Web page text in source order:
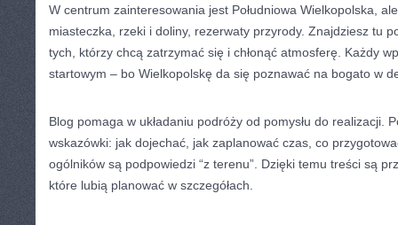
W centrum zainteresowania jest Południowa Wielkopolska,
miasteczka, rzeki i doliny, rezerwaty przyrody. Znajdziesz tu
tych, którzy chcą zatrzymać się i chłonąć atmosferę. Każdy
startowym – bo Wielkopolskę da się poznawać na bogato w
Blog pomaga w układaniu podróży od pomysłu do realizacji.
wskazówki: jak dojechać, jak zaplanować czas, co
ogólników są podpowiedzi “z terenu”. Dzięki temu treści są
które lubią planować w szczegółach.